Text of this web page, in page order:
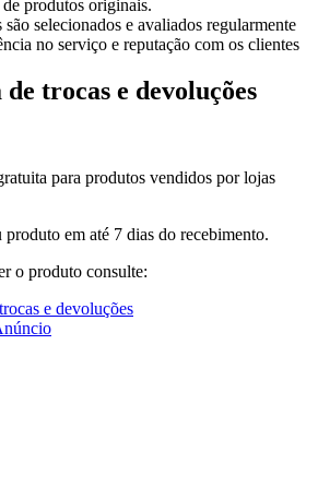
produtos originais.
são selecionados e avaliados regularmente
no serviço e reputação com os clientes
trocas e devoluções
para produtos vendidos por lojas
em até 7 dias do recebimento.
o produto consulte:
e devoluções